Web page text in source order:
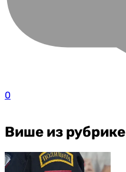
0
Више из рубрике